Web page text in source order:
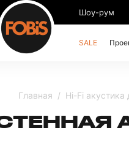
Шоу-рум
SALE
Главная Hi-Fi